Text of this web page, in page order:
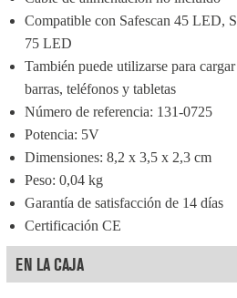
Compatible con Safescan 45 LED,
75 LED
También puede utilizarse para
barras, teléfonos y tabletas
Número de referencia: 131-0725
Potencia: 5V
Dimensiones: 8,2 x 3,5 x 2,3 cm
Peso: 0,04 kg
Garantía de satisfacción de 14 días
Certificación CE
EN LA CAJA